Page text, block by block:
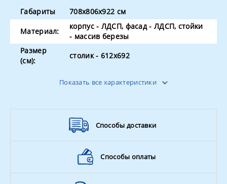
Габариты 708х806х922 см
Материал:
корпус - ЛДСП, фасад - ЛДСП, стойки
- массив березы
Размер
(см):
столик - 612х692
Показать все характеристики
Способы доставки
Способы оплаты